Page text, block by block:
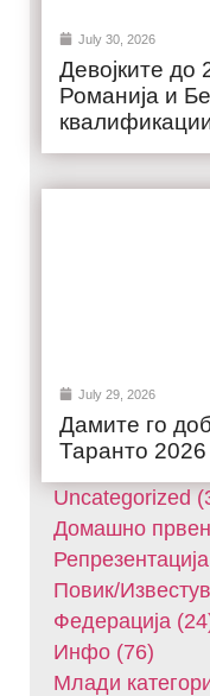
July 30, 2026
Девојките до
Романија и
July 29, 2026
Дамите го
Таранто 2026
Uncategorized
Домашнo
Повик/
Федерација
Инфо (76)
Млади